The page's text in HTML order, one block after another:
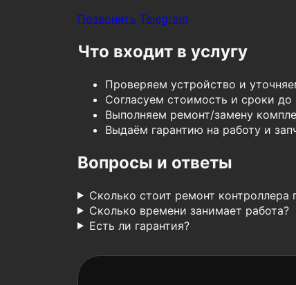
Позвонить Telegram
Что входит в услугу
Проверяем устройство и
Согласуем стоимость и сроки до
Выполняем ремонт/замену
Выдаём гарантию на работу и
Вопросы и ответы
Сколько стоит ремонт контроллера
Сколько времени занимает работа?
Есть ли гарантия?